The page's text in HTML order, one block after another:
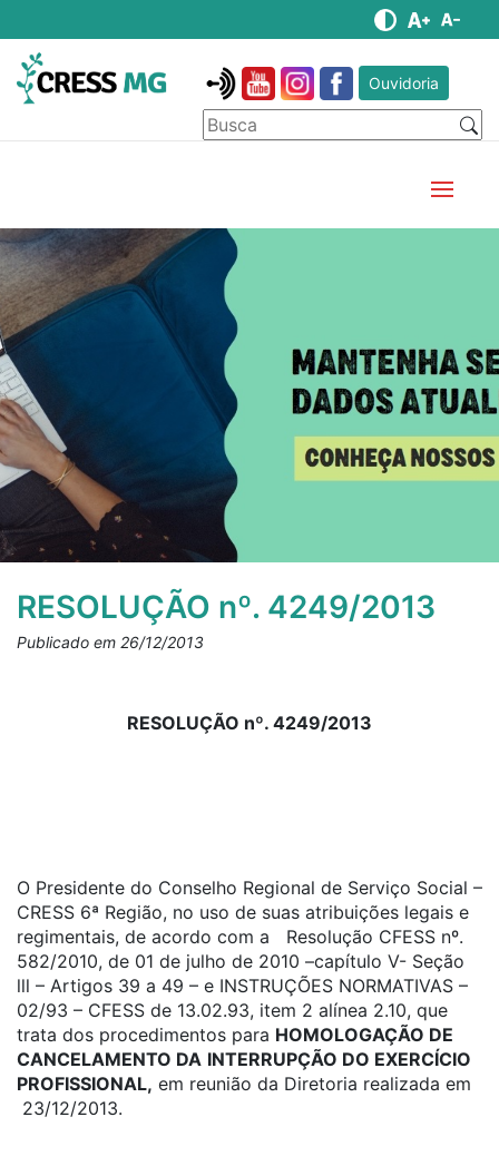
Ouvidoria
RESOLUÇÃO nº. 4249/2013
Publicado em 26/12/2013
RESOLUÇÃO nº. 4249/2013
O Presidente do Conselho Regional de Serviço Social –
CRESS 6ª Região, no uso de suas atribuições legais e
regimentais, de acordo com a Resolução CFESS nº.
582/2010, de 01 de julho de 2010 –capítulo V- Seção
lll – Artigos 39 a 49 – e INSTRUÇÕES NORMATIVAS –
02/93 – CFESS de 13.02.93, item 2 alínea 2.10, que
trata dos procedimentos para HOMOLOGAÇÃO DE
CANCELAMENTO DA INTERRUPÇÃO DO EXERCÍCIO
PROFISSIONAL, em reunião da Diretoria realizada em
23/12/2013.